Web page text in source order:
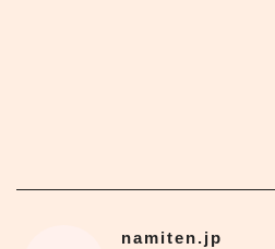
namiten.jp